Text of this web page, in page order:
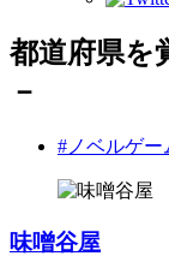
都道府県を
－
#ノベルゲー
味噌谷屋